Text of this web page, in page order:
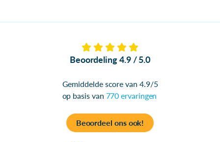
Beoordeling 4.9 / 5.0
Gemiddelde score van 4.9/5
op basis van 770 ervaringen
Beoordeel ons ook!